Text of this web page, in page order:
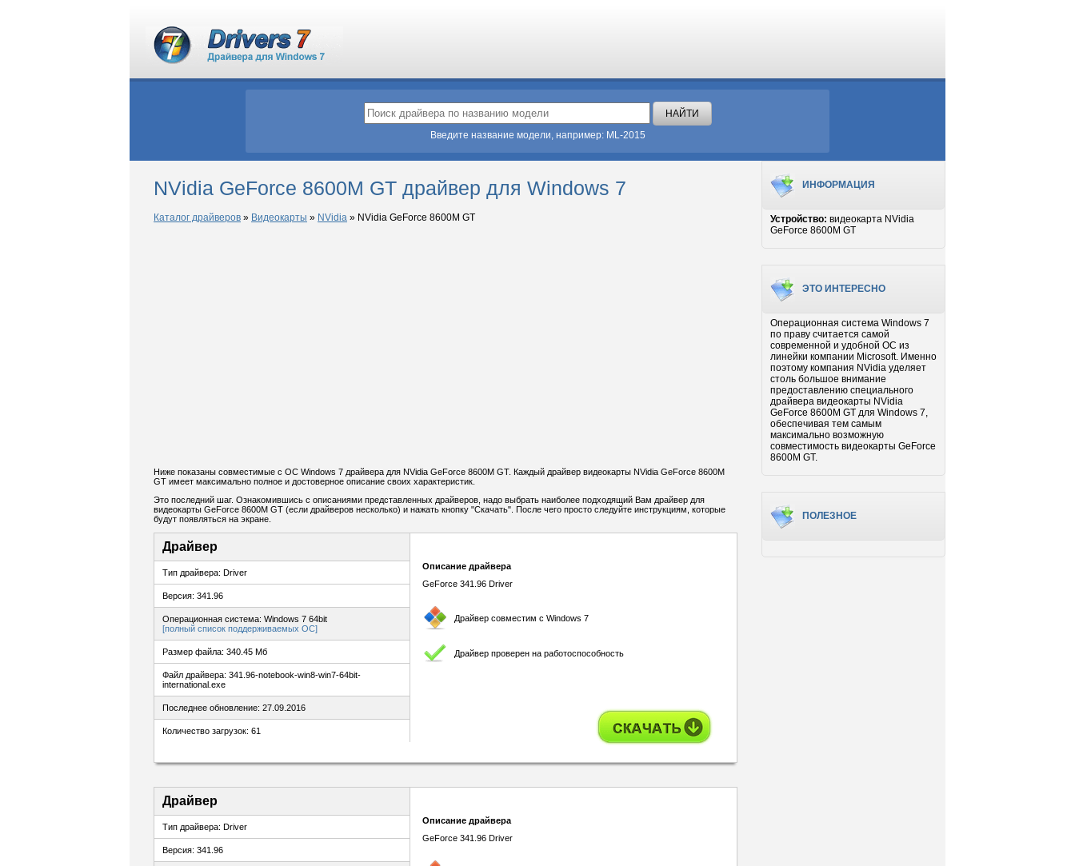
Введите название модели, например: ML-2015
NVidia GeForce 8600M GT драйвер для Windows 7
Каталог драйверов » Видеокарты » NVidia » NVidia GeForce 8600M GT
Ниже показаны совместимые с ОС Windows 7 драйвера для NVidia GeForce 8600M GT. Каждый драйвер видеокарты NVidia GeForce 8600M
GT имеет максимально полное и достоверное описание своих характеристик.
Это последний шаг. Ознакомившись с описаниями представленных драйверов, надо выбрать наиболее подходящий Вам драйвер для
видеокарты GeForce 8600M GT (если драйверов несколько) и нажать кнопку "Скачать". После чего просто следуйте инструкциям, которые
будут появляться на экране.
Драйвер
Тип драйвера: Driver
Версия: 341.96
Операционная система: Windows 7 64bit
[полный список поддерживаемых ОС]
Размер файла: 340.45 Мб
Файл драйвера: 341.96-notebook-win8-win7-64bit-
international.exe
Последнее обновление: 27.09.2016
Количество загрузок: 61
Описание драйвера
GeForce 341.96 Driver
Драйвер совместим с Windows 7
Драйвер проверен на работоспособность
Драйвер
Тип драйвера: Driver
Версия: 341.96
Описание драйвера
GeForce 341.96 Driver
ИНФОРМАЦИЯ
Устройство: видеокарта NVidia
GeForce 8600M GT
ЭТО ИНТЕРЕСНО
Операционная система Windows 7
по праву считается самой
современной и удобной ОС из
линейки компании Microsoft. Именно
поэтому компания NVidia уделяет
столь большое внимание
предоставлению специального
драйвера видеокарты NVidia
GeForce 8600M GT для Windows 7,
обеспечивая тем самым
максимально возможную
совместимость видеокарты GeForce
8600M GT.
ПОЛЕЗНОЕ